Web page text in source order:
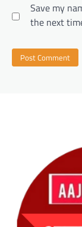
Save my
the next